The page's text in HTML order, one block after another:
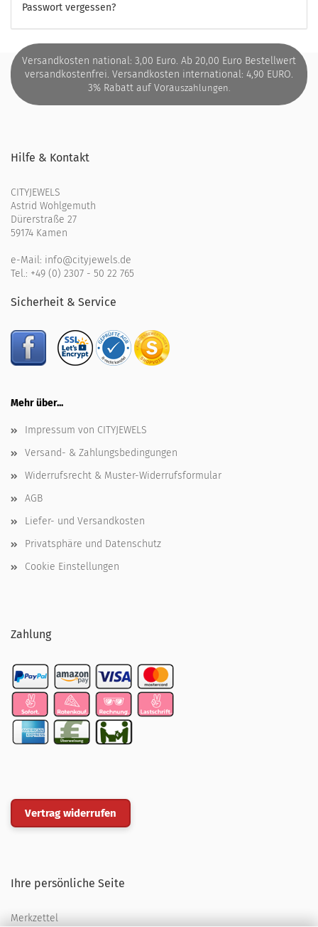
Passwort vergessen?
Versandkosten national: 3,00 Euro. Ab 20,00 Euro Bestellwert
versandkostenfrei. Versandkosten international: 4,90 EURO.
3% Rabatt auf Vorauszahlungen.
Hilfe & Kontakt
CITYJEWELS
Astrid Wohlgemuth
Dürerstraße 27
59174 Kamen
e-Mail: info@cityjewels.de
Tel.: +49 (0) 2307 - 50 22 765
Sicherheit & Service
Mehr über...
Impressum von CITYJEWELS
Versand- & Zahlungsbedingungen
Widerrufsrecht & Muster-Widerrufsformular
AGB
Liefer- und Versandkosten
Privatsphäre und Datenschutz
Cookie Einstellungen
Zahlung
Vertrag widerrufen
Ihre persönliche Seite
Merkzettel